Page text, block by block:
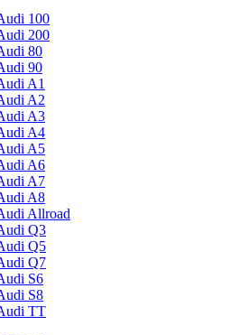
100
200
80
90
A1
A2
A3
A4
A5
A6
A7
A8
Allroad
Q3
Q5
Q7
S6
S8
TT